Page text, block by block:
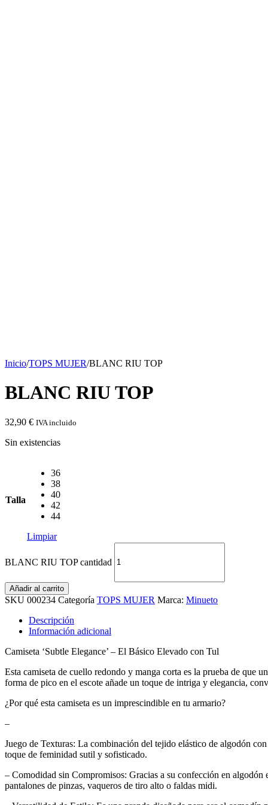
Inicio/TOPS MUJER/BLANC RIU TOP
BLANC RIU TOP
32,90 € IVA incluido
Sin existencias
Talla
36
38
40
42
44
Limpiar
BLANC RIU TOP cantidad
Añadir al carrito
SKU 000234 Categoría TOPS MUJER Marca: Minueto
Descripción
Información adicional
Camiseta ‘Subtle Elegance’ – El Básico Elevado con Tul
Esta camiseta de cuello redondo y manga corta es la prueba de que
forma de pico en el escote añade un toque de intriga y elegancia,
¿Por qué esta camiseta es un imprescindible en tu armario?
–
Juego de Texturas: La combinación del tejido elástico de algodón
toque de feminidad sutil y sofisticado.
– Comodidad sin Compromisos: Gracias a su confección en
pantalones de pinzas, vaqueros de tiro alto o faldas midi.